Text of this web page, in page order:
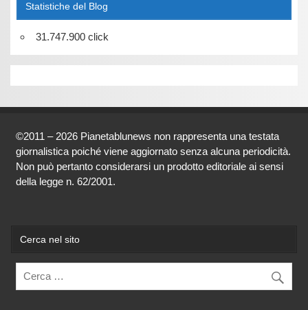
Statistiche del Blog
31.747.900 click
©2011 – 2026 Pianetablunews non rappresenta una testata
giornalistica poiché viene aggiornato senza alcuna periodicità.
Non può pertanto considerarsi un prodotto editoriale ai sensi
della legge n. 62/2001.
Cerca nel sito